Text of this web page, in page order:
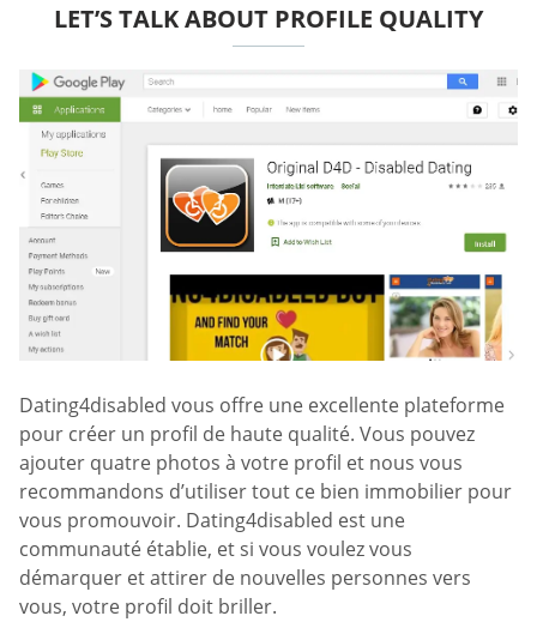
LET’S TALK ABOUT PROFILE QUALITY
Dating4disabled vous offre une excellente plateforme
pour créer un profil de haute qualité. Vous pouvez
ajouter quatre photos à votre profil et nous vous
recommandons d’utiliser tout ce bien immobilier pour
vous promouvoir. Dating4disabled est une
communauté établie, et si vous voulez vous
démarquer et attirer de nouvelles personnes vers
vous, votre profil doit briller.